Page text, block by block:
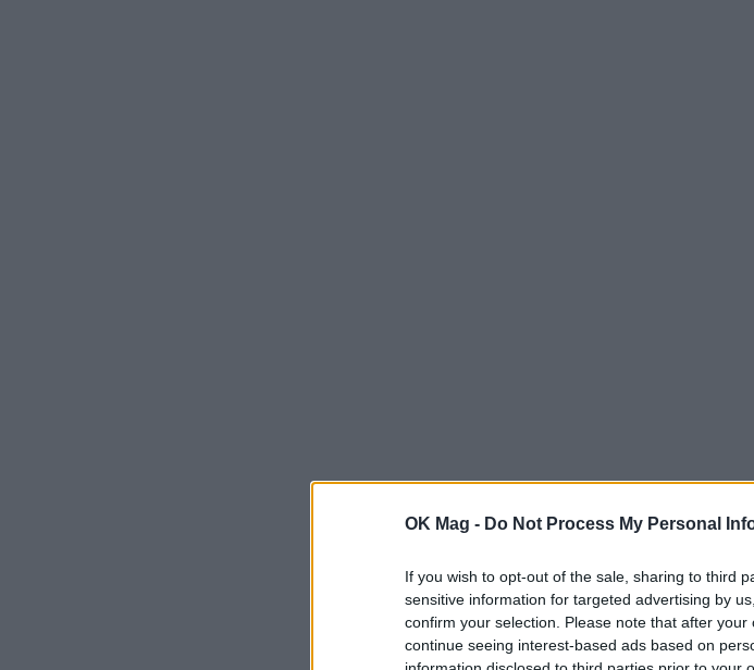
OK Mag - Do Not Process My Personal
If you wish to opt-out of the sale, sharing to third
sensitive information for targeted advertising by
confirm your selection. Please note that after
continue seeing interest-based ads based on